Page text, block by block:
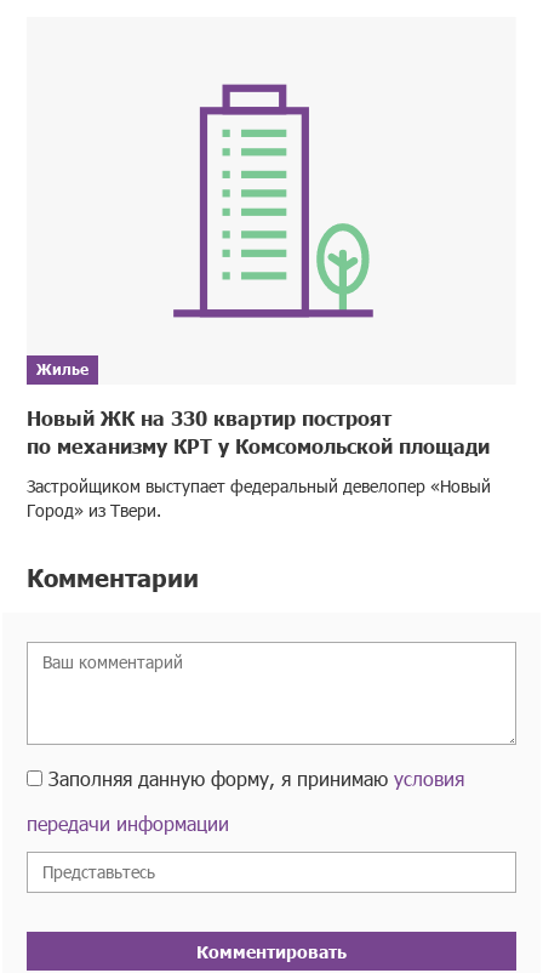
Жилье
Новый ЖК на 330 квартир построят
по механизму КРТ у Комсомольской площади
Застройщиком выступает федеральный девелопер «Новый
Город» из Твери.
Комментарии
Заполняя данную форму, я принимаюусловия
передачи информации
Комментировать